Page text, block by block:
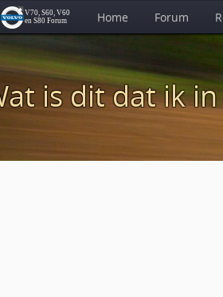
Home Forum
is dit dat ik